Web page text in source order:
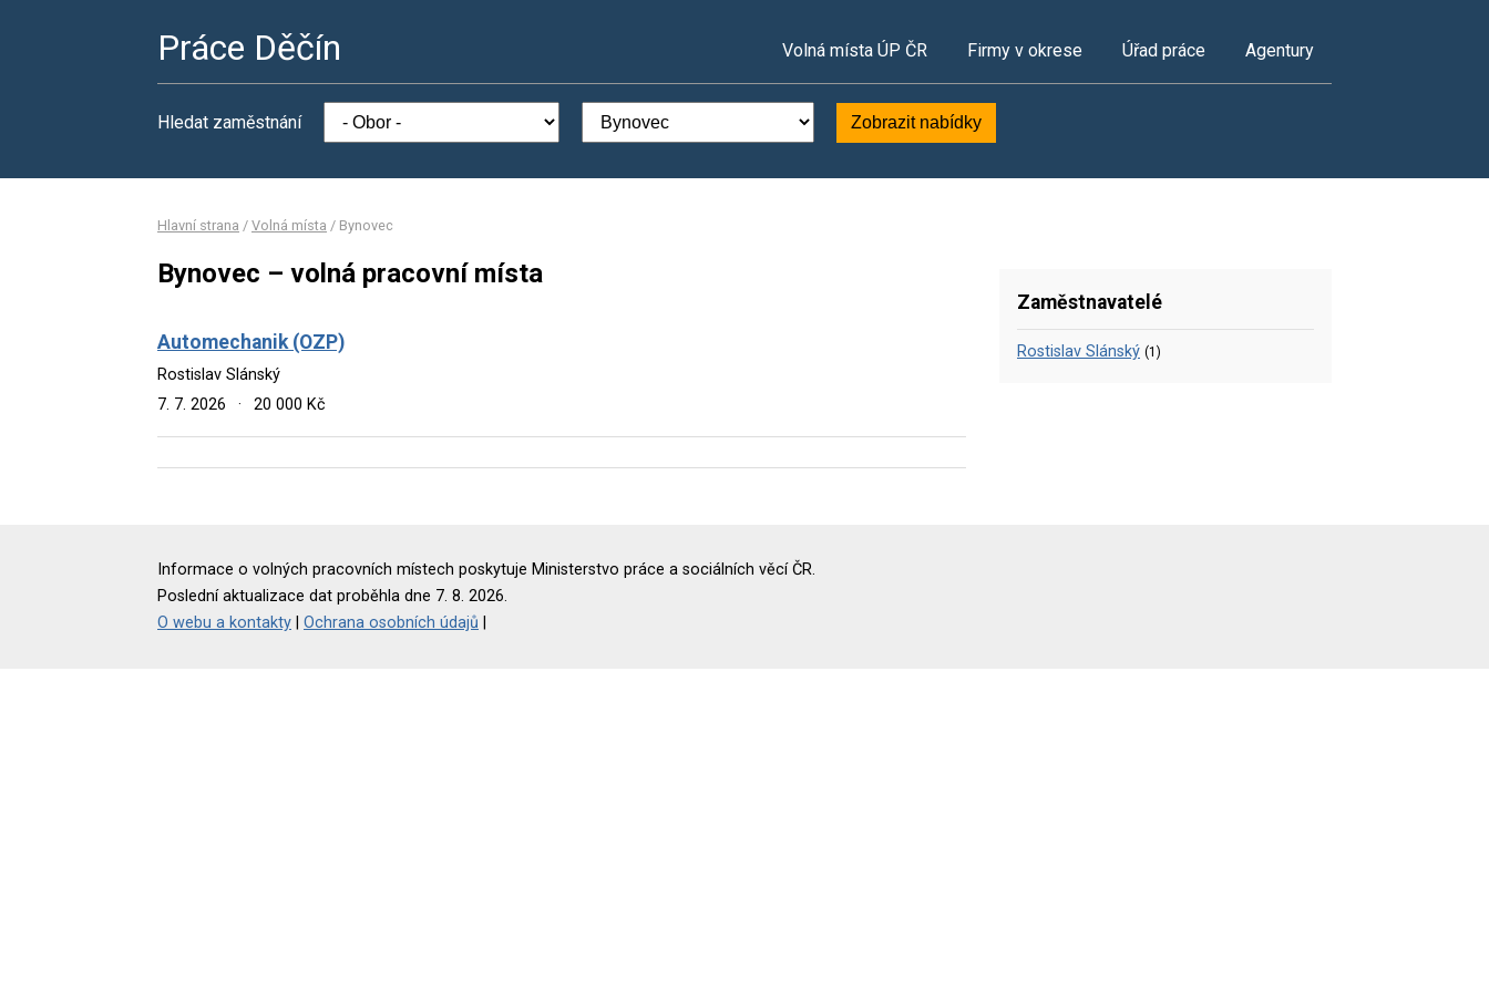
Práce Děčín Volná místa ÚP ČR Firmy v okrese Úřad práce Agentury
Hledat zaměstnání Zobrazit nabídky
Hlavní strana / Volná místa / Bynovec
Bynovec – volná pracovní místa
Automechanik (OZP)
Rostislav Slánský
7. 7. 2026
· 20 000 Kč
Zaměstnavatelé
Rostislav Slánský (1)
Informace o volných pracovních místech poskytuje Ministerstvo práce a sociálních věcí ČR.
Poslední aktualizace dat proběhla dne 7. 8. 2026.
O webu a kontakty
Ochrana osobních údajů